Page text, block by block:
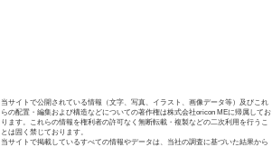
当サイトで公開されている情報（文字、写真、イラスト、画像データ等）及びこれ
らの配置・編集および構造などについての著作権は株式会社oricon MEに帰属してお
ります。これらの情報を権利者の許可なく無断転載・複製などの二次利用を行うこ
とは固く禁じております。
当サイトで掲載しているすべての情報やデータは、当社の調査に基づいた結果から